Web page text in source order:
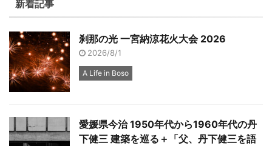
新着記事
刹那の光 一宮納涼花火大会 2026
2026/8/1
A Life in Boso
愛媛県今治 1950年代から1960年代の丹
下健三 建築を巡る＋「父、丹下健三を語